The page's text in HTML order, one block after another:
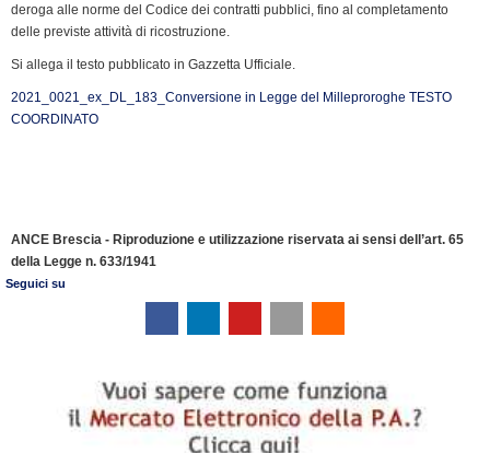
deroga alle norme del Codice dei contratti pubblici, fino al completamento
delle previste attività di ricostruzione.
Si allega il testo pubblicato in Gazzetta Ufficiale.
2021_0021_ex_DL_183_Conversione in Legge del Milleproroghe TESTO
COORDINATO
ANCE Brescia - Riproduzione e utilizzazione riservata ai sensi dell’art. 65
della Legge n. 633/1941
Seguici su